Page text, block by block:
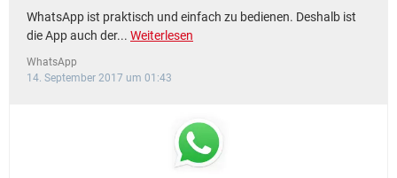
WhatsApp ist praktisch und einfach zu bedienen. Deshalb ist
die App auch der... Weiterlesen
WhatsApp
14. September 2017 um 01:43